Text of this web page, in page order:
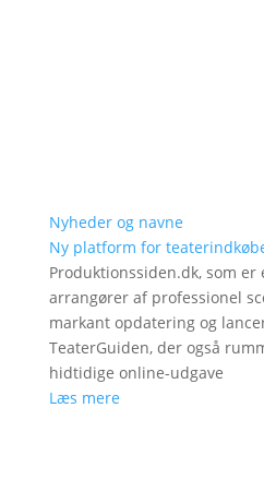
Nyheder og navne
Ny platform for
Produktionssiden.dk, som
arrangører af professionel
markant opdatering og
TeaterGuiden, der også
hidtidige online-udgave
Læs mere